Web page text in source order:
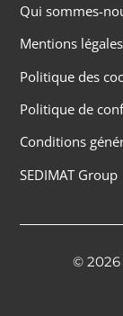
Qui sommes-
Mentions légales
Politique des
Politique de
Conditions
SEDIMAT Group
© 2026